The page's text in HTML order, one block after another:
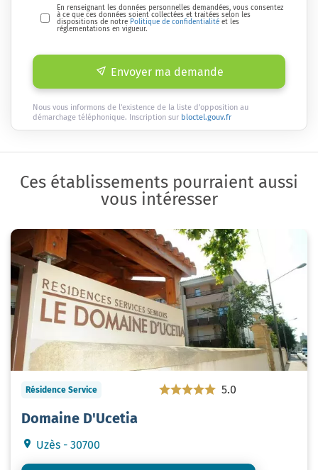
En renseignant les données personnelles demandées, vous consentez
à ce que ces données soient collectées et traitées selon les
dispositions de notre Politique de confidentialité et les
réglementations en vigueur.
Envoyer ma demande
Nous vous informons de l'existence de la liste d'opposition au
démarchage téléphonique. Inscription sur bloctel.gouv.fr
Ces établissements pourraient aussi
vous intéresser
Résidence Service 5.0
Domaine D'Ucetia
Uzès - 30700